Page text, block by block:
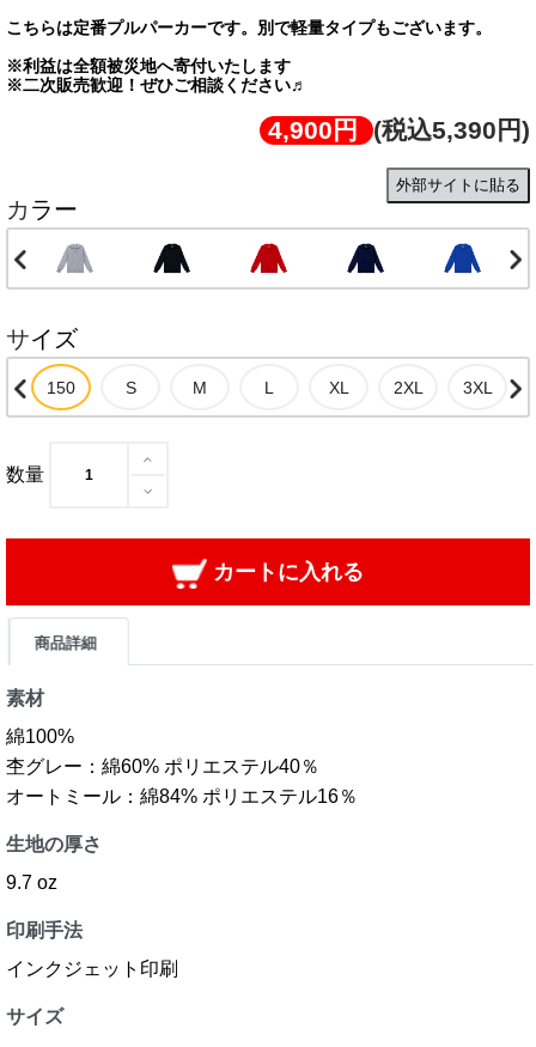
こちらは定番プルパーカーです。別で軽量タイプもございます。
※利益は全額被災地へ寄付いたします
※二次販売歓迎！ぜひご相談ください♬
4,900円 (税込5,390円)
外部サイトに貼る
カラー
サイズ
数量
カートに入れる
商品詳細
素材
綿100%
杢グレー：綿60% ポリエステル40％
オートミール：綿84% ポリエステル16％
生地の厚さ
9.7 oz
印刷手法
インクジェット印刷
サイズ